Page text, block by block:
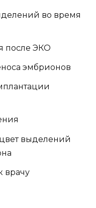
во время
после ЭКО
эмбрионов
выделений
врачу